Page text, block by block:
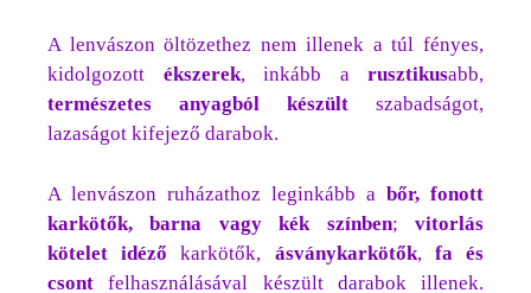
A lenvászon öltözethez nem illenek a túl fényes,
kidolgozott ékszerek, inkább a rusztikusabb,
természetes anyagból készült szabadságot,
lazaságot kifejező darabok.
A lenvászon ruházathoz leginkább a bőr, fonott
karkötők, barna vagy kék színben;vitorlás
kötelet idéző karkötők, ásványkarkötők, fa és
csont felhasználásával készült darabok illenek.